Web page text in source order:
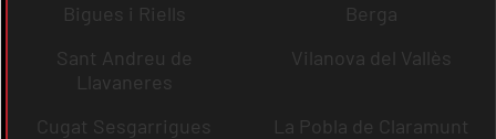
Bigues i Riells
Berga
Sant Andreu de
Llavaneres
Vilanova del Vallès
Cugat Sesgarrigues
La Pobla de Claramunt